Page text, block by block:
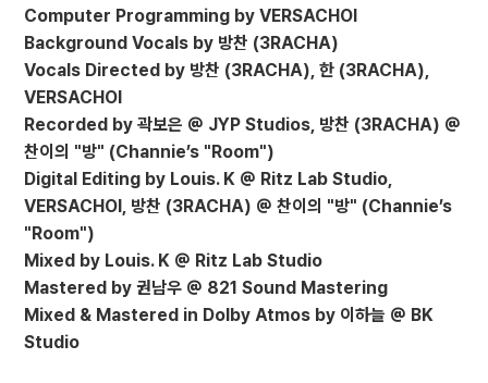
Computer Programming by VERSACHOI
Background Vocals by 방찬 (3RACHA)
Vocals Directed by 방찬 (3RACHA), 한 (3RACHA),
VERSACHOI
Recorded by 곽보은 @ JYP Studios, 방찬 (3RACHA) @
찬이의 "방" (Channie’s "Room")
Digital Editing by Louis. K @ Ritz Lab Studio,
VERSACHOI, 방찬 (3RACHA) @ 찬이의 "방" (Channie’s
"Room")
Mixed by Louis. K @ Ritz Lab Studio
Mastered by 권남우 @ 821 Sound Mastering
Mixed & Mastered in Dolby Atmos by 이하늘 @ BK
Studio